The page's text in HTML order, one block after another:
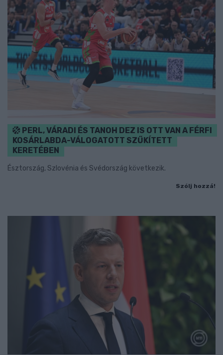
PERL, VÁRADI ÉS TANOH DEZ IS OTT VAN A FÉRFI
KOSÁRLABDA-VÁLOGATOTT SZŰKÍTETT
KERETÉBEN
Észtország, Szlovénia és Svédország következik.
Szólj hozzá!